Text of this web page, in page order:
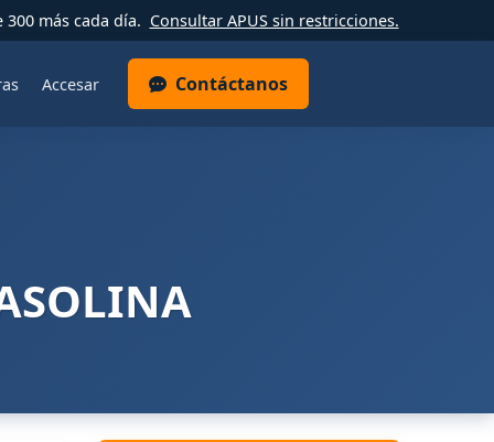
más cada día. Consultar APUS sin restricciones.
Accesar Contáctanos